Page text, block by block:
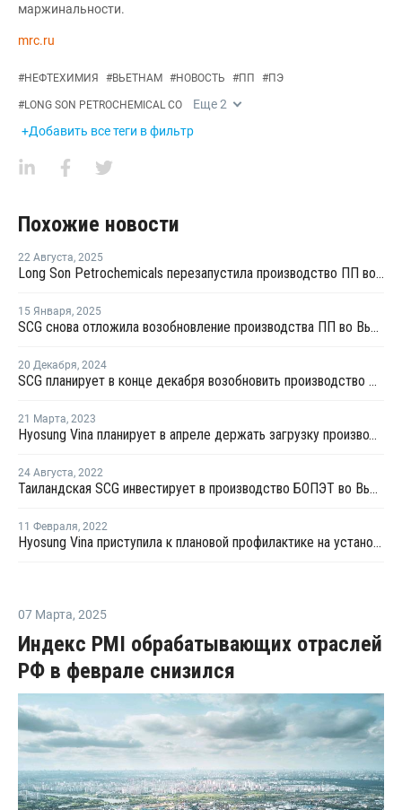
маржинальности.
mrc.ru
#НЕФТЕХИМИЯ #ВЬЕТНАМ #НОВОСТЬ #ПП #ПЭ
#LONG SON PETROCHEMICAL CO Еще2
+Добавить все теги в фильтр
Похожие новости
22 Августа, 2025
Long Son Petrochemicals перезапустила производство ПП во Вьетнаме
15 Января, 2025
SCG снова отложила возобновление производства ПП во Вьетнаме
20 Декабря, 2024
SCG планирует в конце декабря возобновить производство ПП во Вьетнаме
21 Марта, 2023
Hyosung Vina планирует в апреле держать загрузку производства пропилена во Вьетнаме на уровне 80%
24 Августа, 2022
Таиландская SCG инвестирует в производство БОПЭТ во Вьетнаме
11 Февраля, 2022
Hyosung Vina приступила к плановой профилактике на установке дегидрирования пропана во Вьетнаме
07 Марта, 2025
Индекс PMI обрабатывающих отраслей
РФ в феврале снизился